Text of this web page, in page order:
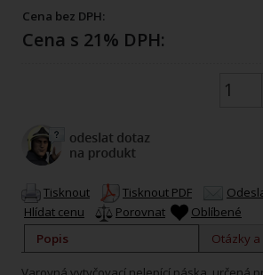
Cena bez DPH:
Cena s 21% DPH:
Tisknout Tisknout PDF
Hlídat cenu
Porovnat
Oblíbené
Popis
Otázky